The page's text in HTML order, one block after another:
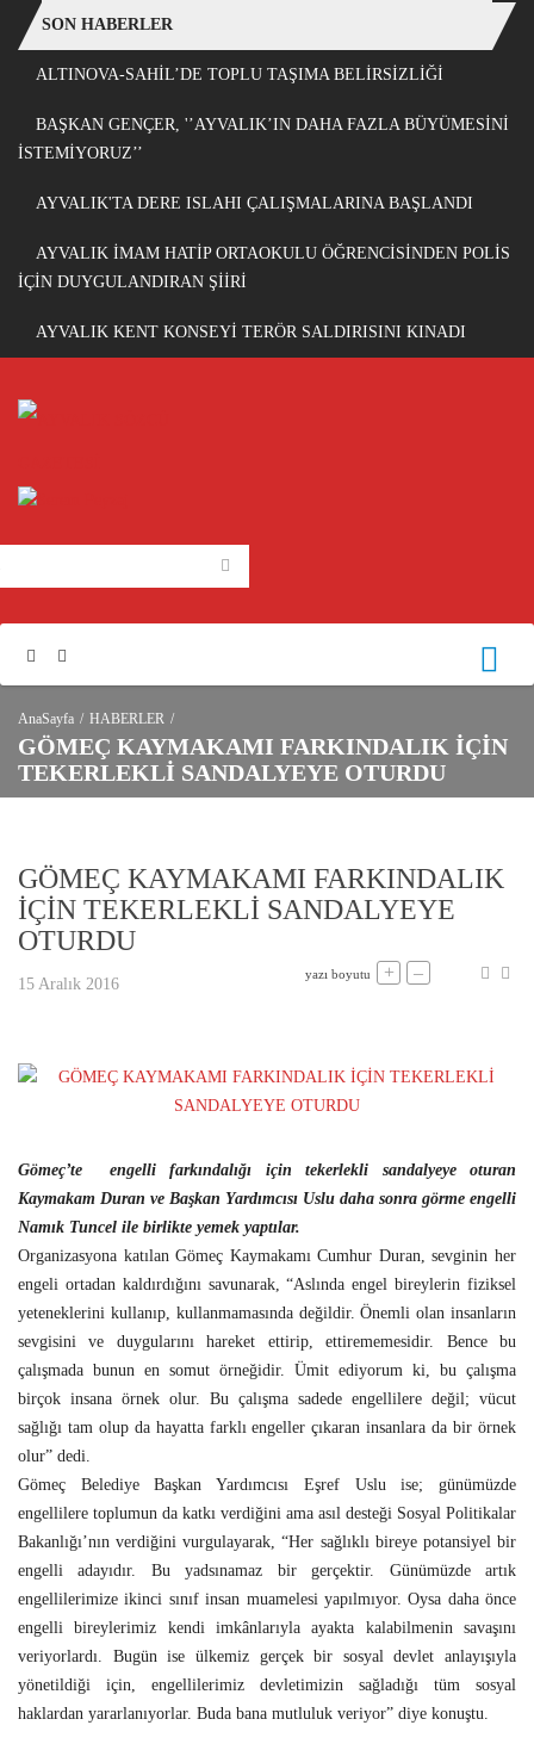
SON HABERLER
ALTINOVA-SAHİL’DE TOPLU TAŞIMA BELİRSİZLİĞİ
BAŞKAN GENÇER, '’AYVALIK’IN DAHA FAZLA BÜYÜMESİNİ
İSTEMİYORUZ’’
AYVALIK'TA DERE ISLAHI ÇALIŞMALARINA BAŞLANDI
AYVALIK İMAM HATİP ORTAOKULU ÖĞRENCİSİNDEN POLİS
İÇİN DUYGULANDIRAN ŞİİRİ
AYVALIK KENT KONSEYİ TERÖR SALDIRISINI KINADI
AnaSayfa HABERLER
GÖMEÇ KAYMAKAMI FARKINDALIK İÇİN
TEKERLEKLİ SANDALYEYE OTURDU
GÖMEÇ KAYMAKAMI FARKINDALIK
İÇİN TEKERLEKLİ SANDALYEYE
OTURDU
yazı boyutu + –
15 Aralık 2016
Gömeç’te engelli farkındalığı için tekerlekli sandalyeye oturan
Kaymakam Duran ve Başkan Yardımcısı Uslu daha sonra görme engelli
Namık Tuncel ile birlikte yemek yaptılar.
Organizasyona katılan Gömeç Kaymakamı Cumhur Duran, sevginin her
engeli ortadan kaldırdığını savunarak, “Aslında engel bireylerin fiziksel
yeteneklerini kullanıp, kullanmamasında değildir. Önemli olan insanların
sevgisini ve duygularını hareket ettirip, ettirememesidir. Bence bu
çalışmada bunun en somut örneğidir. Ümit ediyorum ki, bu çalışma
birçok insana örnek olur. Bu çalışma sadede engellilere değil; vücut
sağlığı tam olup da hayatta farklı engeller çıkaran insanlara da bir örnek
olur” dedi.
Gömeç Belediye Başkan Yardımcısı Eşref Uslu ise; günümüzde
engellilere toplumun da katkı verdiğini ama asıl desteği Sosyal Politikalar
Bakanlığı’nın verdiğini vurgulayarak, “Her sağlıklı bireye potansiyel bir
engelli adayıdır. Bu yadsınamaz bir gerçektir. Günümüzde artık
engellilerimize ikinci sınıf insan muamelesi yapılmıyor. Oysa daha önce
engelli bireylerimiz kendi imkânlarıyla ayakta kalabilmenin savaşını
veriyorlardı. Bugün ise ülkemiz gerçek bir sosyal devlet anlayışıyla
yönetildiği için, engellilerimiz devletimizin sağladığı tüm sosyal
haklardan yararlanıyorlar. Buda bana mutluluk veriyor” diye konuştu.